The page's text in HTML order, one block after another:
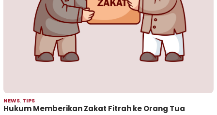
NEWS, TIPS
Hukum Memberikan Zakat Fitrah ke Orang Tua